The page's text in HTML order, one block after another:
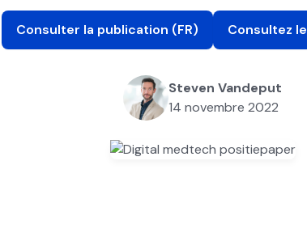
Consulter la publication (FR) Consultez
Steven Vandeput
14 novembre 2022